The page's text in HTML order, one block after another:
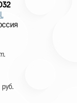
руб.